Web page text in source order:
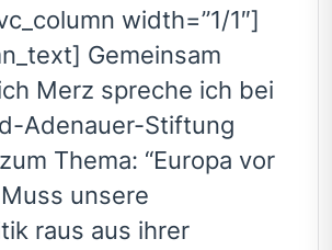
width=”1/1″]
Gemeinsam
Merz spreche ich bei
Adenauer-Stiftung
Thema: “Europa vor
unsere
raus aus ihrer